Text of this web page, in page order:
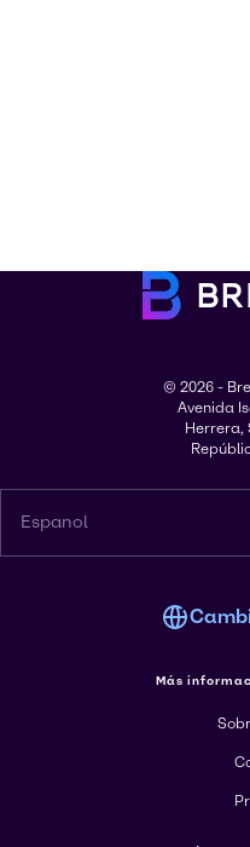
© 2026 -
Avenida
Herrera,
Espanol
Más